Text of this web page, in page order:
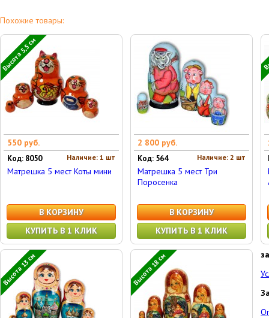
Похожие товары:
Высота 5,5 см
550 руб.
Наличие: 1 шт
Код: 8050
Матрешка 5 мест Коты мини
В КОРЗИНУ
КУПИТЬ В 1 КЛИК
2 800 руб.
Наличие: 2 шт
Код: 564
Матрешка 5 мест Три
Поросенка
В КОРЗИНУ
КУПИТЬ В 1 КЛИК
Высота 13 см Высота 18 см